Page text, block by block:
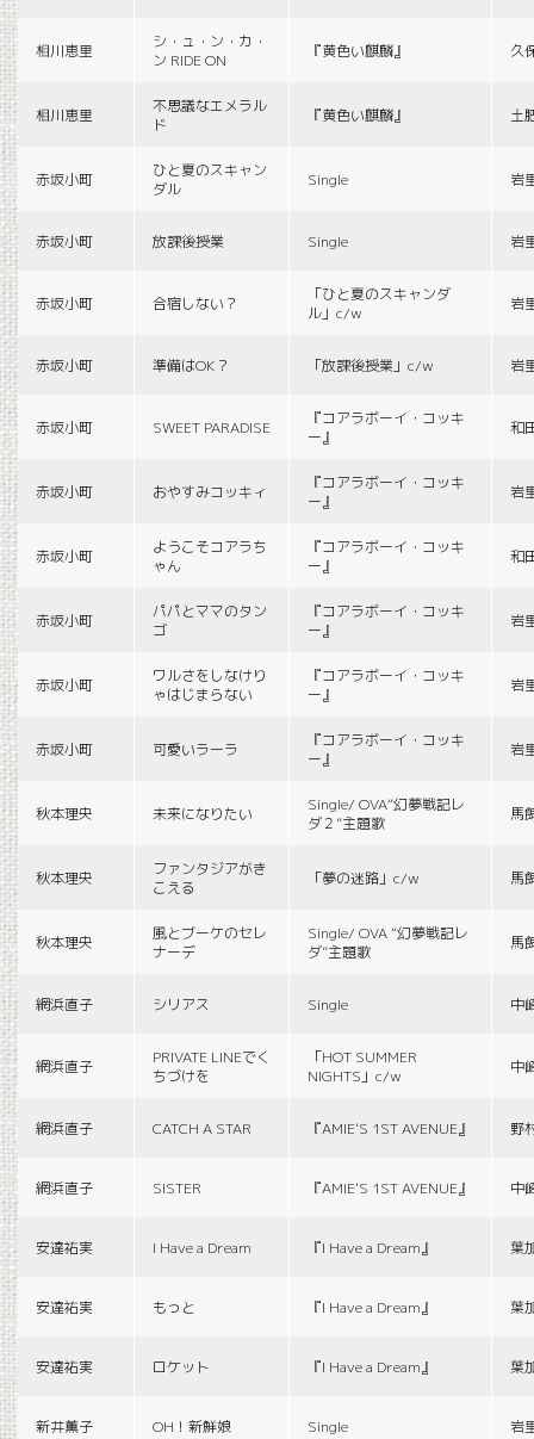
相川恵里
シ・ュ・ン・カ・
ン RIDE ON
『黄色い麒麟』 久
相川恵里
不思議なエメラル
ド
『黄色い麒麟』 土
赤坂小町
ひと夏のスキャン
ダル
Single 岩
赤坂小町 放課後授業 Single 岩
赤坂小町 合宿しない？
「ひと夏のスキャンダ
ル」c/w
岩
赤坂小町 準備はOK？ 「放課後授業」c/w 岩
赤坂小町 SWEET PARADISE
『コアラボーイ・コッキ
ー』
和
赤坂小町 おやすみコッキィ
『コアラボーイ・コッキ
ー』
岩
赤坂小町
ようこそコアラち
ゃん
『コアラボーイ・コッキ
ー』
和
赤坂小町
パパとママのタン
ゴ
『コアラボーイ・コッキ
ー』
岩
赤坂小町
ワルさをしなけり
ゃはじまらない
『コアラボーイ・コッキ
ー』
岩
赤坂小町 可愛いラーラ
『コアラボーイ・コッキ
ー』
岩
秋本理央 未来になりたい
Single/ OVA“幻夢戦記レ
ダ２”主題歌
馬
秋本理央
ファンタジアがき
こえる
「夢の迷路」c/w 馬
秋本理央
風とブーケのセレ
ナーデ
Single/ OVA “幻夢戦記レ
ダ”主題歌
馬
網浜直子 シリアス Single 中
網浜直子
PRIVATE LINEでく
ちづけを
「HOT SUMMER
NIGHTS」c/w
中
網浜直子 CATCH A STAR 『AMIE'S 1ST AVENUE』 野
網浜直子 SISTER 『AMIE'S 1ST AVENUE』 中
安達祐実 I Have a Dream 『I Have a Dream』 葉
安達祐実 もっと 『I Have a Dream』 葉
安達祐実 ロケット 『I Have a Dream』 葉
新井薫子 OH！新鮮娘 Single 岩